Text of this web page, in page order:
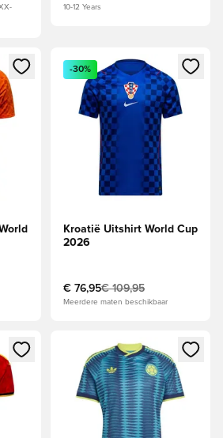
10-12 Years
in te loggen of je aan te melden als
Opent een venster om in te
-30%
Kroatië Uitshirt World Cup
2026
€ 76,95€ 109,95
Meerdere maten beschikbaar
in te loggen of je aan te melden als
Opent een venster om in te